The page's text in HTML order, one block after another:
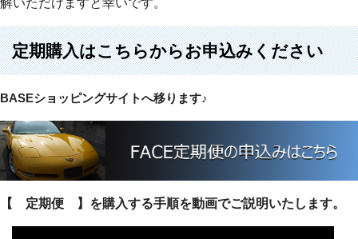
定期購入はこちらからお申込みください
BASEショッピングサイトへ移ります♪
【 定期便 】を購入する手順を動画でご説明いたします。